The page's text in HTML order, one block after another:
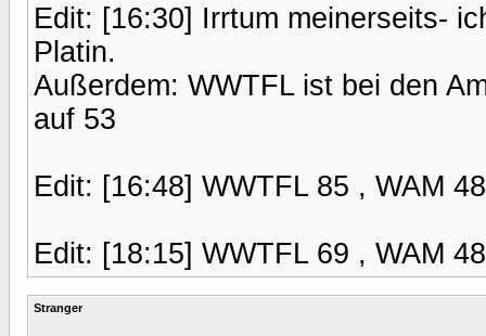
Edit: [16:30] Irrtum meinerseits-
Platin.
Außerdem: WWTFL ist bei den
auf 53
Edit: [16:48] WWTFL 85 , WAM
Edit: [18:15] WWTFL 69 , WAM
Stranger